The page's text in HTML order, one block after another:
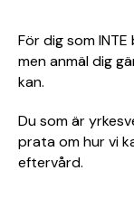
För dig som
men anmäl dig
kan.
Du som är
prata om hur vi
eftervård.